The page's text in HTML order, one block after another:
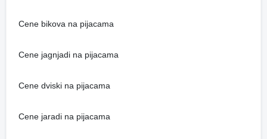
Cene bikova na pijacama
Cene jagnjadi na pijacama
Cene dviski na pijacama
Cene jaradi na pijacama